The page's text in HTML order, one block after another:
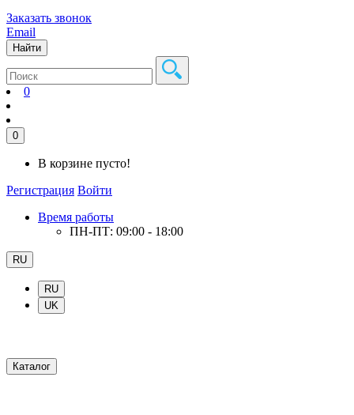
Заказать звонок
Email
Найти
0
0
В корзине пусто!
Регистрация Войти
Время работы
ПН-ПТ: 09:00 - 18:00
RU
RU
UK
Каталог